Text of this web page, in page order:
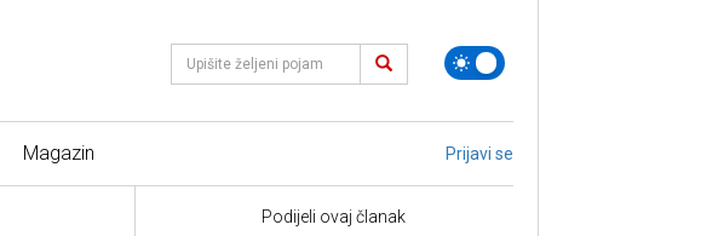
Magazin Prijavi se
Podijeli ovaj članak